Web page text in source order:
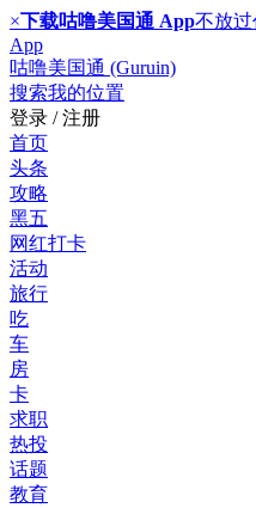
×下载咕噜美国通 App不放
App
咕噜美国通 (Guruin)
搜索我的位置
登录 / 注册
首页
头条
攻略
黑五
网红打卡
活动
旅行
吃
车
房
卡
求职
热投
话题
教育